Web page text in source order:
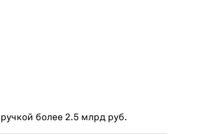
более 2.5 млрд руб.